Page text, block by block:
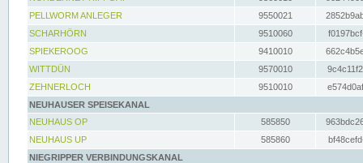
PELLWORM ANLEGER
9550021
SCHARHÖRN
9510060
SPIEKEROOG
9410010
WITTDÜN
9570010
ZEHNERLOCH
9510010
NEUHAUSER SPEISEKANAL
NEUHAUS OP
585850
NEUHAUS UP
585860
NIEGRIPPER VERBINDUNGSKANAL